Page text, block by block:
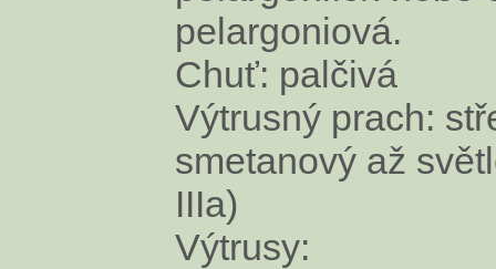
pelargoniová.
Chuť: palčivá
Výtrusný prach:
smetanový až
IIIa)
Výtrusy: